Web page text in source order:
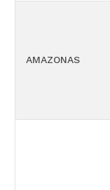
AMAZONAS